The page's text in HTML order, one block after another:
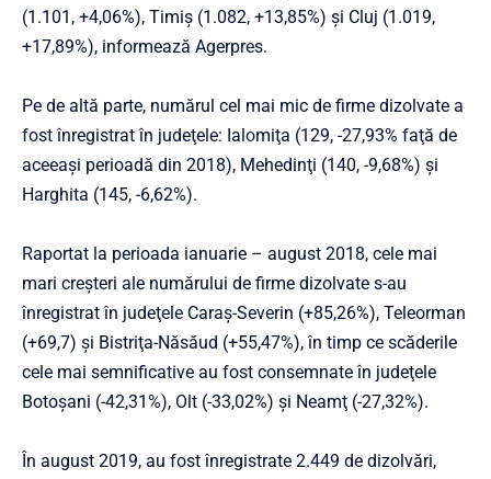
(1.101, +4,06%), Timiş (1.082, +13,85%) şi Cluj (1.019,
+17,89%), informează Agerpres.
Pe de altă parte, numărul cel mai mic de firme dizolvate a
fost înregistrat în judeţele: Ialomiţa (129, -27,93% faţă de
aceeaşi perioadă din 2018), Mehedinţi (140, -9,68%) şi
Harghita (145, -6,62%).
Raportat la perioada ianuarie – august 2018, cele mai
mari creşteri ale numărului de firme dizolvate s-au
înregistrat în judeţele Caraş-Severin (+85,26%), Teleorman
(+69,7) şi Bistriţa-Năsăud (+55,47%), în timp ce scăderile
cele mai semnificative au fost consemnate în judeţele
Botoşani (-42,31%), Olt (-33,02%) şi Neamţ (-27,32%).
În august 2019, au fost înregistrate 2.449 de dizolvări,